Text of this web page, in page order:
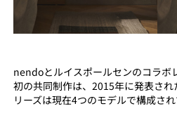
nendoとルイスポールセンのコラボ
初の共同制作は、2015年に発表さ
リーズは現在4つのモデルで構成され